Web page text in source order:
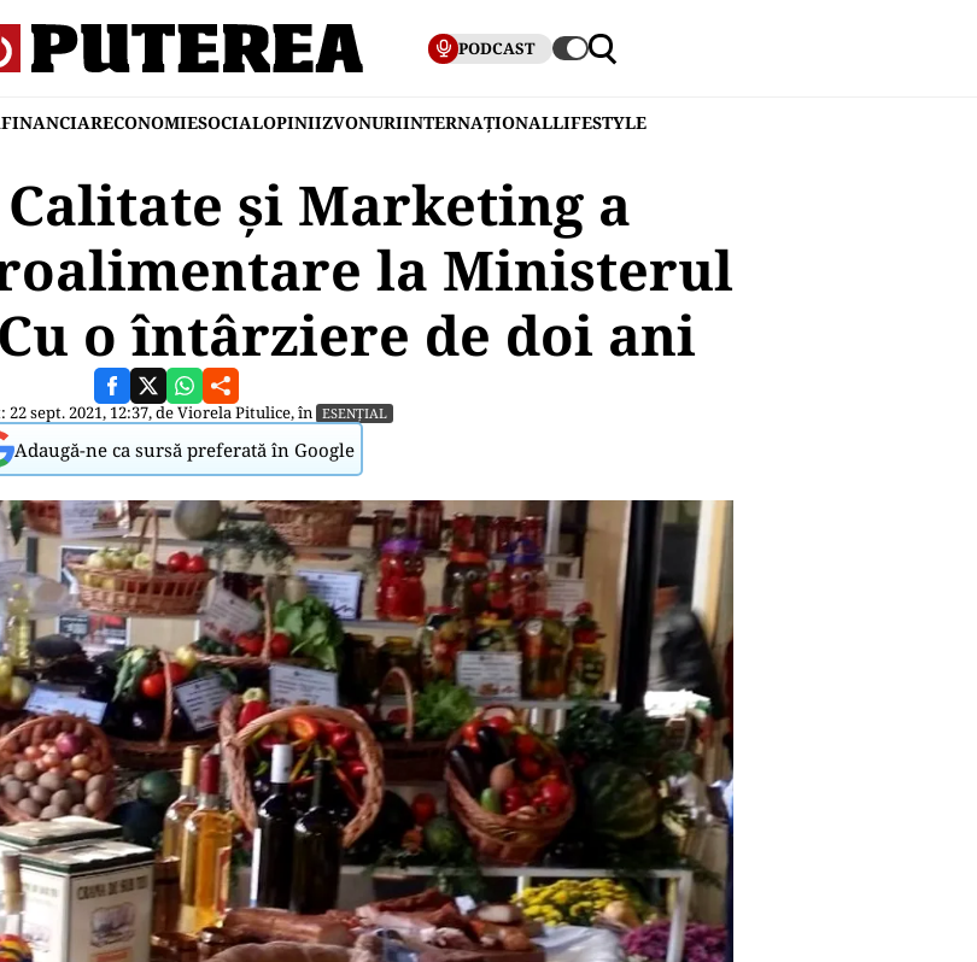
PODCAST
FINANCIARECONOMIESOCIALOPINIIZVONURIINTERNAȚIONALLIFESTYLE
şi Marketing a
la Ministerul
o întârziere de doi ani
22 sept. 2021, 12:37, deViorela Pitulice, în ESENȚIAL
Adaugă-ne ca sursă preferată în Google